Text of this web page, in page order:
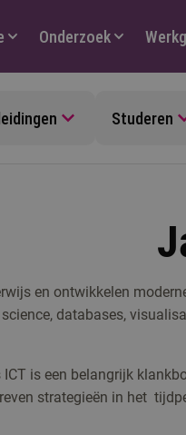
Onderzoek
Studeren
en ontwikkelen
databases,
is een belangrijk
strategieën in het